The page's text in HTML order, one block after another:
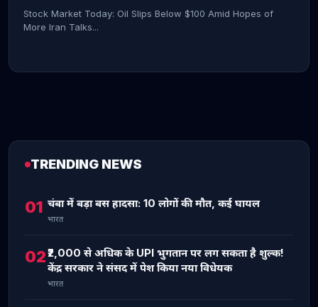
Stock Market Today: Oil Slips Below $100 Amid Hopes of
More Iran Talks...
TRENDING NEWS
01 चंबा में बड़ा बस हादसा: 10 लोगों की मौत, कई घायल
भारत
02₹2,000 से अधिक के UPI भुगतान पर लग सकता है शुल्क!
केंद्र सरकार ने संसद में पेश किया नया विधेयक
भारत